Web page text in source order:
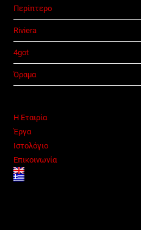
Περίπτερο
Riviera
4got
Όραμα
Η Εταιρία
Έργα
Ιστολόγιο
Επικοινωνία